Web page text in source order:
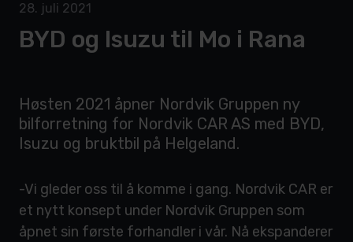
28. juli 2021
BYD og Isuzu til Mo i Rana
Høsten 2021 åpner Nordvik Gruppen ny
bilforretning for Nordvik CAR AS med BYD,
Isuzu og bruktbil på Helgeland.
-Vi gleder oss til å komme i gang. Nordvik CAR er
et nytt konsept under Nordvik Gruppen som
åpnet sin første forhandler i vår. Nå ekspanderer